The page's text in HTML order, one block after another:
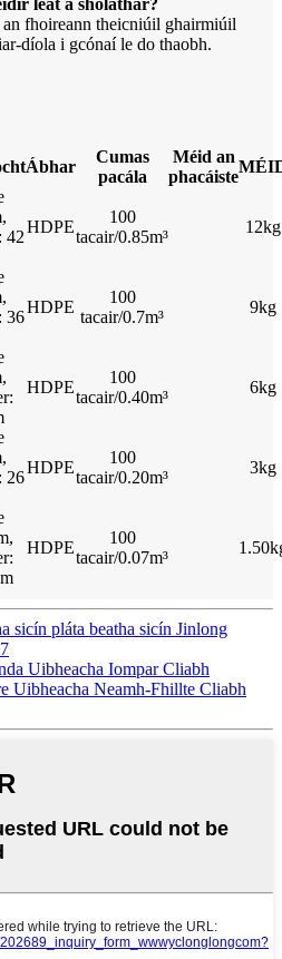
leat a sholáthar?
fhoireann theicniúil ghairmiúil
díola i gcónaí le do thaobh.
Ábhar
Cumas
pacála
Méid an
phacáiste
42
HDPE
100
tacair/0.85m³
12kg
36
HDPE
100
tacair/0.7m³
9kg
HDPE
100
tacair/0.40m³
6kg
26
HDPE
100
tacair/0.20m³
3kg
HDPE
100
tacair/0.07m³
sicín pláta beatha sicín Jinlong
Uibheacha Iompar Cliabh
Uibheacha Neamh-Fhillte Cliabh